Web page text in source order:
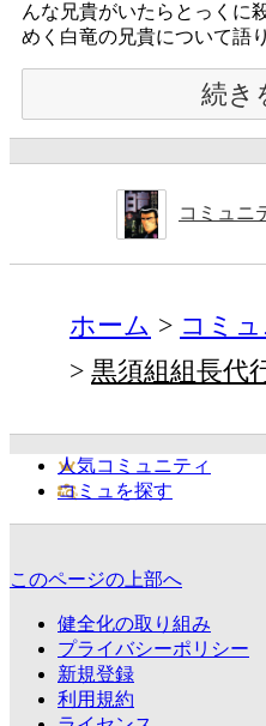
んな兄貴がいたらとっくに
めく白竜の兄貴について語
続き
コミュニ
ホーム コミ
黒須組組長代
人気コミュニティ
コミュを探す
このページの上部へ
健全化の取り組み
プライバシーポリシー
新規登録
利用規約